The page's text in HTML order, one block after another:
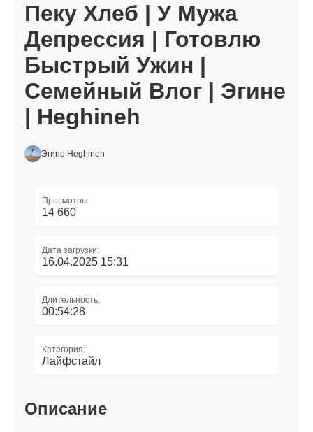
Пеку Хлеб | У Мужа
Депрессия | Готовлю
Быстрый Ужин |
Семейный Влог | Эгине
| Heghineh
Эгине Heghineh
Просмотры:
14 660
Дата загрузки:
16.04.2025 15:31
Длительность:
00:54:28
Категория:
Лайфстайл
Описание